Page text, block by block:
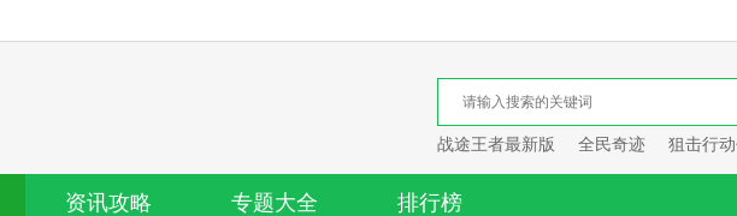
战途王者最新版 全民奇迹 狙击行
资讯攻略 专题大全 排行榜